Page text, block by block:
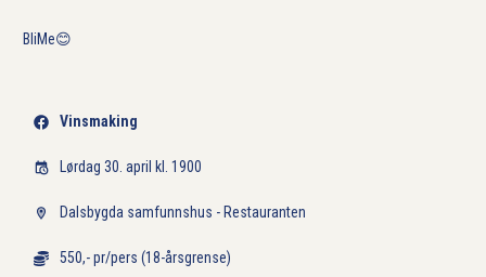
BliMe😊
Vinsmaking
Lørdag 30. april kl. 1900
Dalsbygda samfunnshus - Restauranten
550,- pr/pers (18-årsgrense)